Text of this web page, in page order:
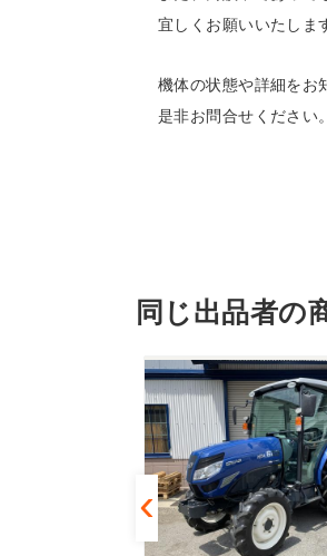
宜しくお願いいたしま
機体の状態や詳細をお
是非お問合せください
同じ出品者の